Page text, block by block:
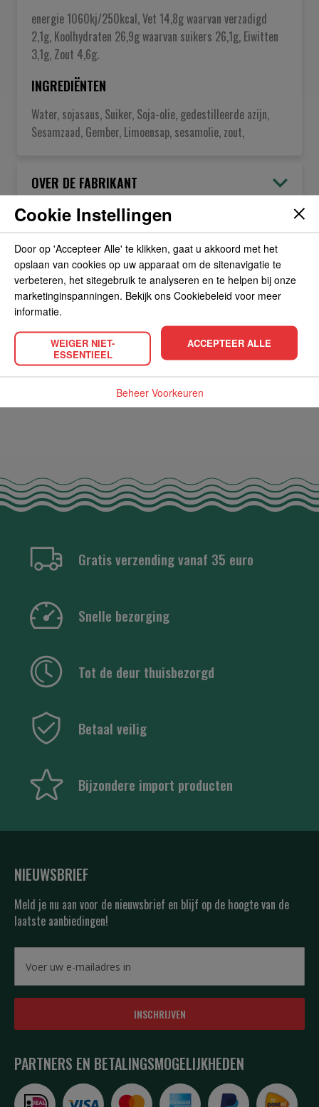
energie 1060kj/250kcal, Vet 14,8g waarvan verzadigd
2,1g, Koolhydraten 26,9g waarvan suikers 26,1g, Eiwitten
3,1g, Zout 4,6g.
INGREDIËNTEN
Water, sojasaus, Suiker, Soja-olie, gedestilleerde azijn,
Sesamzaad, Gember, Limoensap, sesamolie, zout,
OVER DE FABRIKANT
ALLERGIEËN
OVERIGE INFORMATIE
POPULAIRE PRODUCTEN
Gratis verzending vanaf 35 euro
Snelle bezorging
Tot de deur thuisbezorgd
Betaal veilig
Bijzondere import producten
NIEUWSBRIEF
Meld je nu aan voor de nieuwsbrief en blijf op de hoogte van de
laatste aanbiedingen!
INSCHRIJVEN
PARTNERS EN BETALINGSMOGELIJKHEDEN
Cookie Instellingen
Door op 'Accepteer Alle' te klikken, gaat u akkoord met het
opslaan van cookies op uw apparaat om de sitenavigatie te
verbeteren, het sitegebruik te analyseren en te helpen bij onze
marketinginspanningen. Bekijk ons Cookiebeleid voor meer
informatie.
WEIGER NIET-
ESSENTIEEL
ACCEPTEER ALLE
Beheer Voorkeuren